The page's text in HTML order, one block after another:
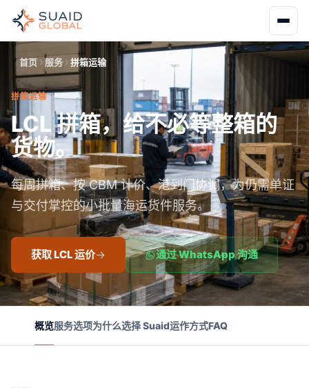
首页 服务 拼箱运输
拼箱运输
LCL 拼箱，给不必等整箱的
货物。
每周拼箱、按 CBM 计价、港到门协调，为仍需单证
与交付掌控的小批量海运货件服务。
获取 LCL 运价 通过 WhatsApp 沟通
概览服务选项为什么选择 Suaid运作方式FAQ